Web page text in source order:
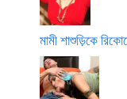
মামী শাশুড়িকে